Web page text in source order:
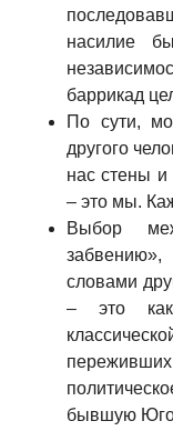
насилие
баррикад
По сути,
другого
нас стены и
– это мы.
Выбор
словами
– это как
бывшую